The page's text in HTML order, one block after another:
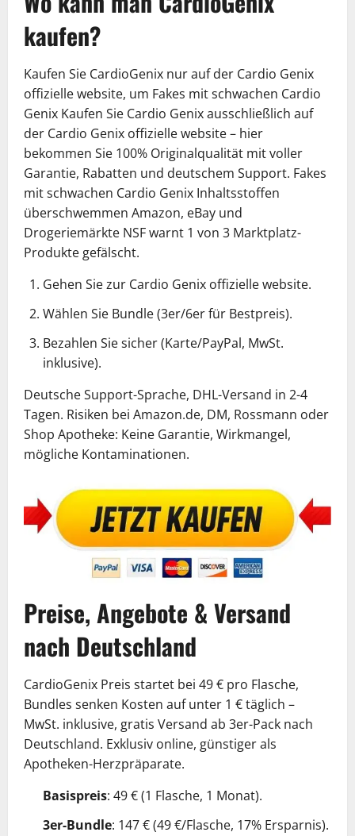
kaufen?
Kaufen Sie CardioGenix nur auf der Cardio Genix
offizielle website, um Fakes mit schwachen Cardio
Genix Kaufen Sie Cardio Genix ausschließlich auf
der Cardio Genix offizielle website – hier
bekommen Sie 100% Originalqualität mit voller
Garantie, Rabatten und deutschem Support. Fakes
mit schwachen Cardio Genix Inhaltsstoffen
überschwemmen Amazon, eBay und
Drogeriemärkte NSF warnt 1 von 3 Marktplatz-
Produkte gefälscht.
Gehen Sie zur Cardio Genix offizielle website.
Wählen Sie Bundle (3er/6er für Bestpreis).
Bezahlen Sie sicher (Karte/PayPal, MwSt.
inklusive).
Deutsche Support-Sprache, DHL-Versand in 2-4
Tagen. Risiken bei Amazon.de, DM, Rossmann oder
Shop Apotheke: Keine Garantie, Wirkmangel,
mögliche Kontaminationen.
Preise, Angebote & Versand
nach Deutschland
CardioGenix Preis startet bei 49 € pro Flasche,
Bundles senken Kosten auf unter 1 € täglich –
MwSt. inklusive, gratis Versand ab 3er-Pack nach
Deutschland. Exklusiv online, günstiger als
Apotheken-Herzpräparate.
Basispreis: 49 € (1 Flasche, 1 Monat).
3er-Bundle: 147 € (49 €/Flasche, 17% Ersparnis).